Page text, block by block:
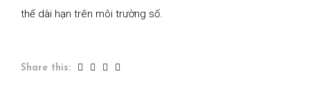
thế dài hạn trên môi trường số.
Share this: